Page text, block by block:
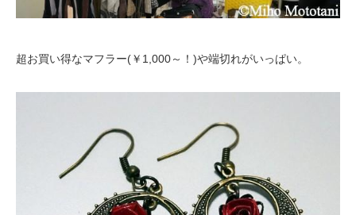
超お買い得なマフラー(￥1,000～！)や端切れがいっぱい。